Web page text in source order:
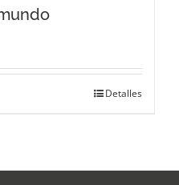
Detalles